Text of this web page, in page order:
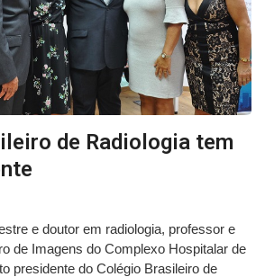
de Radiologia tem
e doutor em radiologia, professor e
de Imagens do Complexo Hospitalar de
presidente do Colégio Brasileiro de